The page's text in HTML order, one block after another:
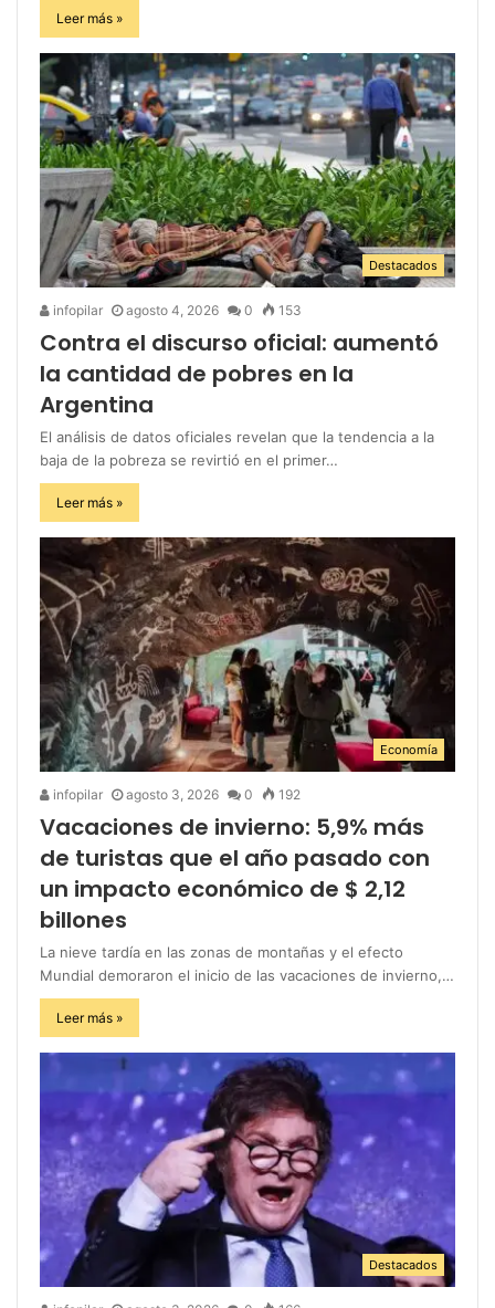
Leer más »
Destacados
infopilar agosto 4, 2026 0 153
Contra el discurso oficial: aumentó
la cantidad de pobres en la
Argentina
El análisis de datos oficiales revelan que la tendencia a la
baja de la pobreza se revirtió en el primer…
Leer más »
Economía
infopilar agosto 3, 2026 0 192
Vacaciones de invierno: 5,9% más
de turistas que el año pasado con
un impacto económico de $ 2,12
billones
La nieve tardía en las zonas de montañas y el efecto
Mundial demoraron el inicio de las vacaciones de invierno,…
Leer más »
Destacados